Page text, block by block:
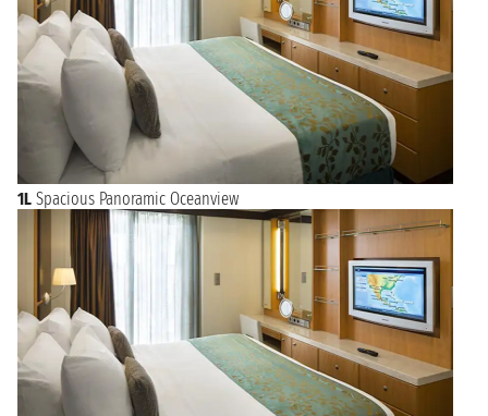
1L Spacious Panoramic Oceanview